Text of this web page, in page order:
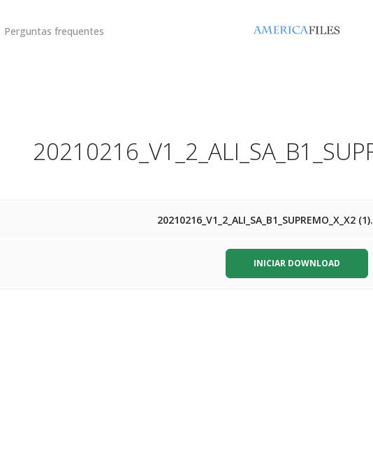
Perguntas frequentes
20210216_V1_2_ALI_SA_B1_SUPREMO_X_X2
INICIAR DOWNLOAD